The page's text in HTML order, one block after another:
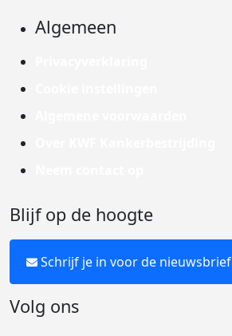
Algemeen
Blijf op de hoogte
Schrijf je in voor de nieuwsbrief
Volg ons